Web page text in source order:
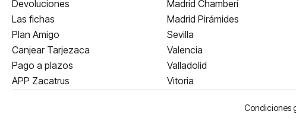
Devoluciones
Las fichas
Plan Amigo
Canjear Tarjezaca
Pago a plazos
APP Zacatrus
Madrid Chamberí
Madrid Pirámides
Sevilla
Valencia
Valladolid
Vitoria
Condiciones